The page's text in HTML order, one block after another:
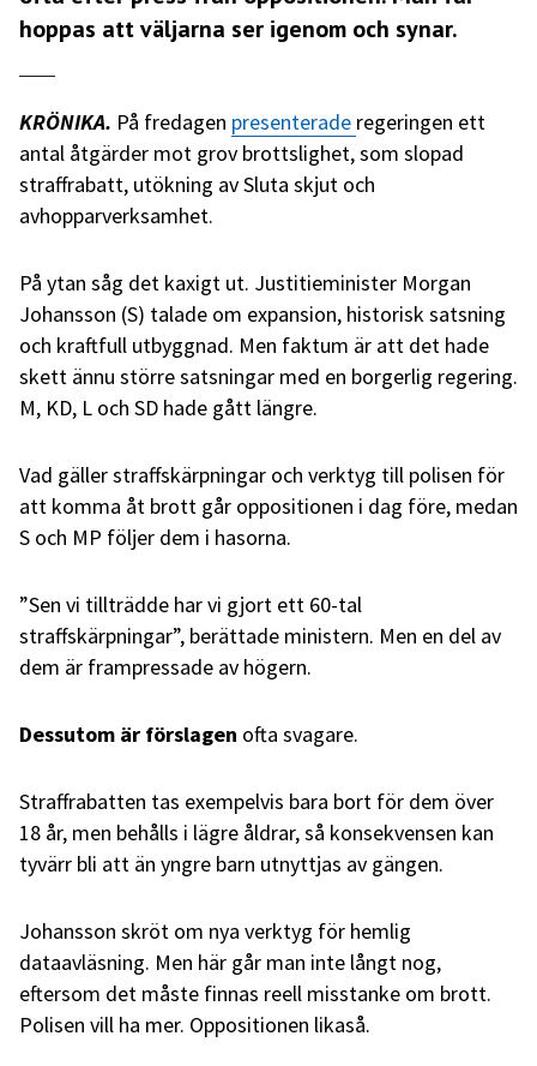
hoppas att väljarna ser igenom och synar.
KRÖNIKA. På fredagen presenterade regeringen ett
antal åtgärder mot grov brottslighet, som slopad
straffrabatt, utökning av Sluta skjut och
avhopparverksamhet.
På ytan såg det kaxigt ut. Justitieminister Morgan
Johansson (S) talade om expansion, historisk satsning
och kraftfull utbyggnad. Men faktum är att det hade
skett ännu större satsningar med en borgerlig regering.
M, KD, L och SD hade gått längre.
Vad gäller straffskärpningar och verktyg till polisen för
att komma åt brott går oppositionen i dag före, medan
S och MP följer dem i hasorna.
”Sen vi tillträdde har vi gjort ett 60-tal
straffskärpningar”, berättade ministern. Men en del av
dem är frampressade av högern.
Dessutom är förslagen ofta svagare.
Straffrabatten tas exempelvis bara bort för dem över
18 år, men behålls i lägre åldrar, så konsekvensen kan
tyvärr bli att än yngre barn utnyttjas av gängen.
Johansson skröt om nya verktyg för hemlig
dataavläsning. Men här går man inte långt nog,
eftersom det måste finnas reell misstanke om brott.
Polisen vill ha mer. Oppositionen likaså.